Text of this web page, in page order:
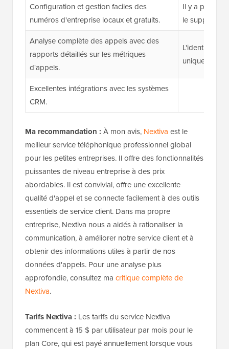
Configuration et gestion faciles des
numéros d'entreprise locaux et gratuits.
Il y a parfois
le support
Analyse complète des appels avec des
rapports détaillés sur les métriques
d'appels.
uniquement
Excellentes intégrations avec les systèmes
CRM.
Ma recommandation : À mon avis, Nextiva est le
meilleur service téléphonique professionnel global
pour les petites entreprises. Il offre des fonctionnalités
puissantes de niveau entreprise à des prix
abordables. Il est convivial, offre une excellente
qualité d'appel et se connecte facilement à des outils
essentiels de service client. Dans ma propre
entreprise, Nextiva nous a aidés à rationaliser la
communication, à améliorer notre service client et à
obtenir des informations utiles à partir de nos
données d'appels. Pour une analyse plus
approfondie, consultez ma critique complète de
Nextiva.
Tarifs Nextiva : Les tarifs du service Nextiva
commencent à 15 $ par utilisateur par mois pour le
plan Core, qui est payé annuellement lorsque vous